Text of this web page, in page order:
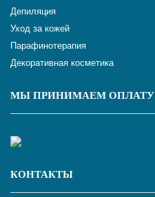
Депиляция
Уход за кожей
Парафинотерапия
Декоративная косметика
МЫ ПРИНИМАЕМ ОПЛАТУ
КОНТАКТЫ